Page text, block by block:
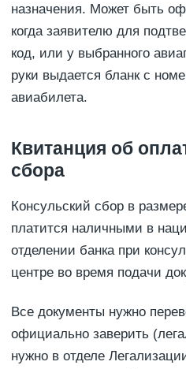
назначения. Может быть
когда заявителю для
код, или у выбранного
руки выдается бланк с
авиабилета.
Квитанция об
сбора
Консульский сбор в
платится наличными в
отделении банка при
центре во время подачи
Все документы нужно
официально заверить
нужно в отделе